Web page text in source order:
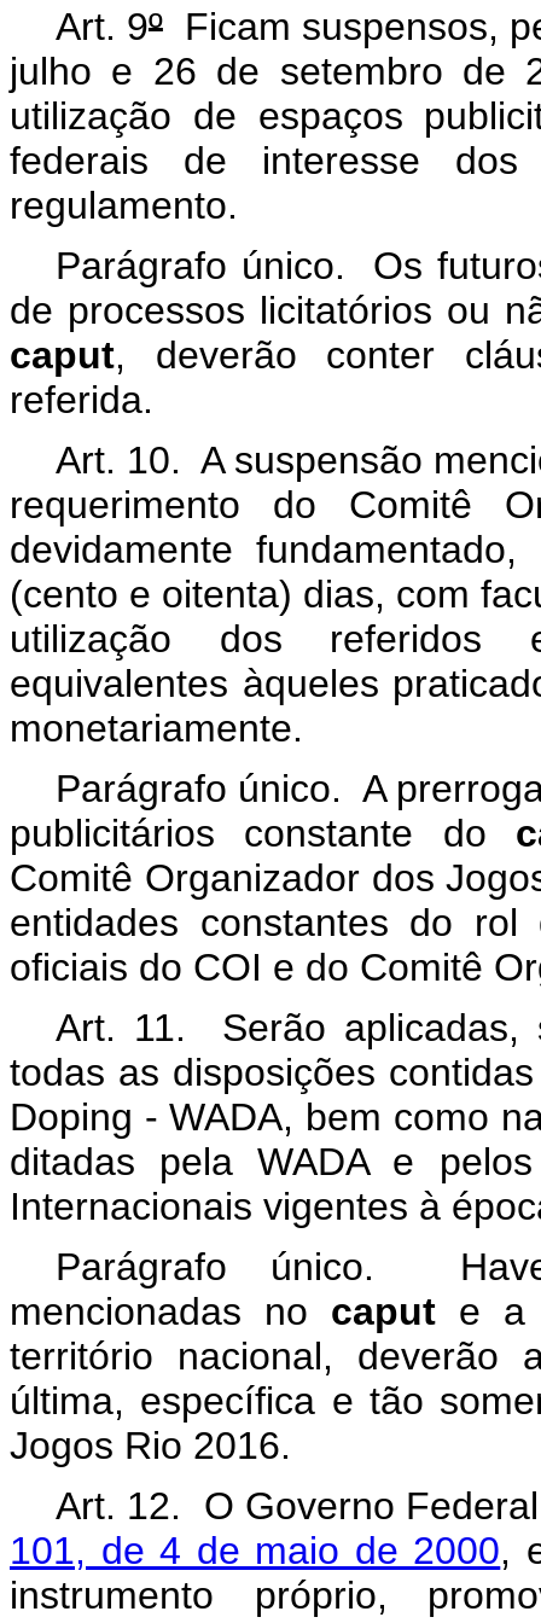
Art. 9ºFicam suspensos,
julho e 26 de setembro de
utilização de espaços
federais de interesse
regulamento.
Parágrafo único. Os
de processos licitatórios ou
caput, deverão conter
referida.
Art. 10. A suspensão
requerimento do Comitê
devidamente
(cento e oitenta) dias, com
utilização dos referidos
equivalentes àqueles
monetariamente.
Parágrafo único. A
publicitários constante do
Comitê Organizador dos
entidades constantes do rol
oficiais do COI e do Comitê
Art. 11. Serão aplicadas,
todas as disposições
Doping - WADA, bem como
ditadas pela WADA e
Internacionais vigentes à
Parágrafo único.
mencionadas no caput e a
território nacional, deverão
última, específica e tão
Jogos Rio 2016.
Art. 12. O Governo
101, de 4 de maio de 2000,
instrumento próprio,